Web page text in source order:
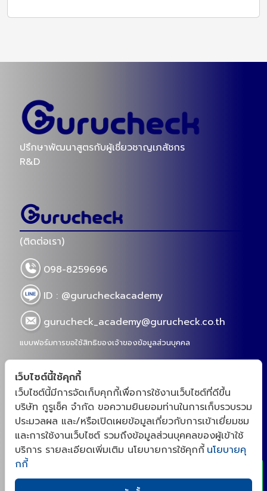
x
ปรึกษาพัฒนาสูตรกับผู้เชี่ยวชาญเภสัชกร
R&D
(ติดต่อเรา)
098-8259696
ID : @gurucheckacademy
gurucheck_academy@gurucheck.co.th
แบบฟอร์มการขอใช้สิทธิของเจ้าของข้อมูลส่วนบุคคล
“กูรูเช็คสร้างชุมชนสำหรับเจ้าของเเบรนด์ และโรงงาน
OEM จากความต้องการจริงของตลาดอาหารเสริม สกิน
เเคร์ และผู้บริโภค ด้วยประสบการณ์ตรงในการเป็นผู้รีวิว
เราจึงตั้งใจเป็นที่ปรึกษา พัฒนาสูตร(NPD)ให้กับเจ้าของ
เเบรนด์ เเละเป็นแพลตฟอร์มที่รวมโรงงาน OEM ที่มีความ
เก่งในเเต่ละด้านไว้ ให้ตอบโจทย์การผลิตอาหารเสริม สกิน
เเคร์ ที่ออกฤทธิ์ได้จริงตามงานวิจัย ซึ่งเป็นนโยบายหลัก
เว็บไซต์นี้ใช้คุกกี้
เว็บไซต์นี้มีการจัดเก็บคุกกี้เพื่อการใช้งานเว็บไซต์ที่ดีขึ้น
บริษัท กูรูเช็ค จำกัด ขอความยินยอมท่านในการเก็บรวบรวม
ประมวลผล และ/หรือเปิดเผยข้อมูลเกี่ยวกับการเข้าเยี่ยมชม
และการใช้งานเว็บไซต์ รวมถึงข้อมูลส่วนบุคคลของผู้เข้าใช้
บริการ รายละเอียดเพิ่มเติม นโยบายการใช้คุกกี้ นโยบายคุ
กกี้